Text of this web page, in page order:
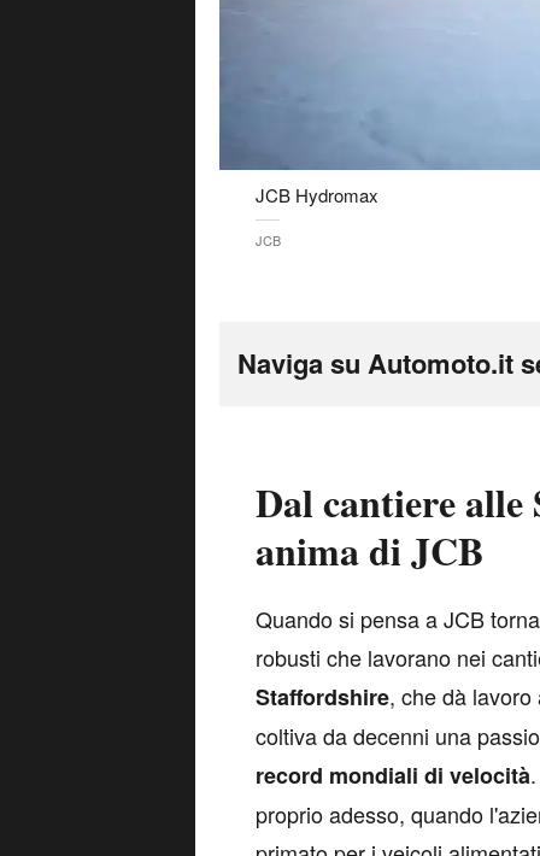
JCB Hydromax
JCB
Naviga su Automoto.it
Dal cantiere
anima di JCB
Quando si pensa a JCB
robusti che lavorano nei
Staffordshire, che dà
coltiva da decenni una
record mondiali di velocità
proprio adesso, quando